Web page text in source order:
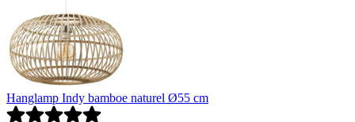
Hanglamp Indy bamboe naturel Ø55 cm